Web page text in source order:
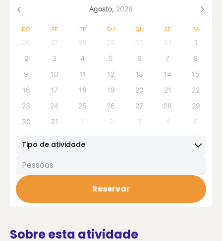
de hora em hora).
Agosto, 2026
DO SE TE QU QU SE SA
26 27 28 29 30 31
1
2
3 4 5 6 7
8
9
10 11 12 13 14
15
16
17 18 19 20 21
22
23
24 25 26 27 28
29
30
31 1 2 3 4 5
Tipo de atividade
Reservar
Sobre esta atividade